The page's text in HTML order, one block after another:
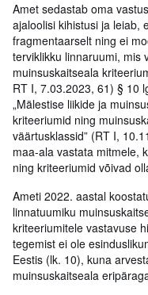
Amet sedastab oma
ajaloolisi kihistusi ja leiab,
fragmentaarselt ning ei
terviklikku linnaruumi, mis
muinsuskaitseala
RT I, 7.03.2023, 61) § 10
„Mälestise liikide ja
kriteeriumid ning
väärtusklassid” (RT I,
maa-ala vastata mitmele,
ning kriteeriumid võivad
Ameti 2022. aastal
linnatuumiku
kriteeriumitele vastavuse
tegemist ei ole
Eestis (lk. 10), kuna
muinsuskaitseala